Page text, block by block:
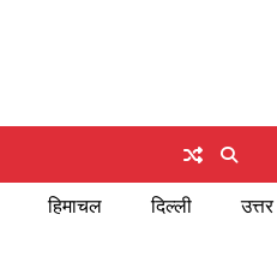
हिमाचल दिल्ली